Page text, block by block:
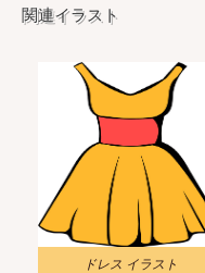
関連イラスト
ドレス イラスト